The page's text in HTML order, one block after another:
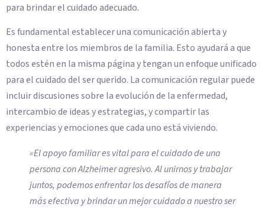
para brindar el cuidado adecuado.
Es fundamental establecer una comunicación abierta y
honesta entre los miembros de la familia. Esto ayudará a que
todos estén en la misma página y tengan un enfoque unificado
para el cuidado del ser querido. La comunicación regular puede
incluir discusiones sobre la evolución de la enfermedad,
intercambio de ideas y estrategias, y compartir las
experiencias y emociones que cada uno está viviendo.
«El apoyo familiar es vital para el cuidado de una
persona con Alzheimer agresivo. Al unirnos y trabajar
juntos, podemos enfrentar los desafíos de manera
más efectiva y brindar un mejor cuidado a nuestro ser